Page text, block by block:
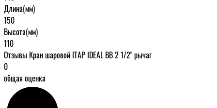
Длина(мм)
150
Высота(мм)
110
Отзывы Кран шаровой ITAP IDEAL ВВ 2 1/2" рычаг
0
общая оценка